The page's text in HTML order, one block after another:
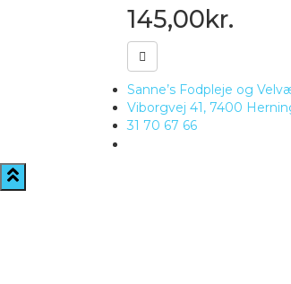
145,00kr.
Sanne’s Fodpleje og
Viborgvej 41, 7400
31 70 67 66